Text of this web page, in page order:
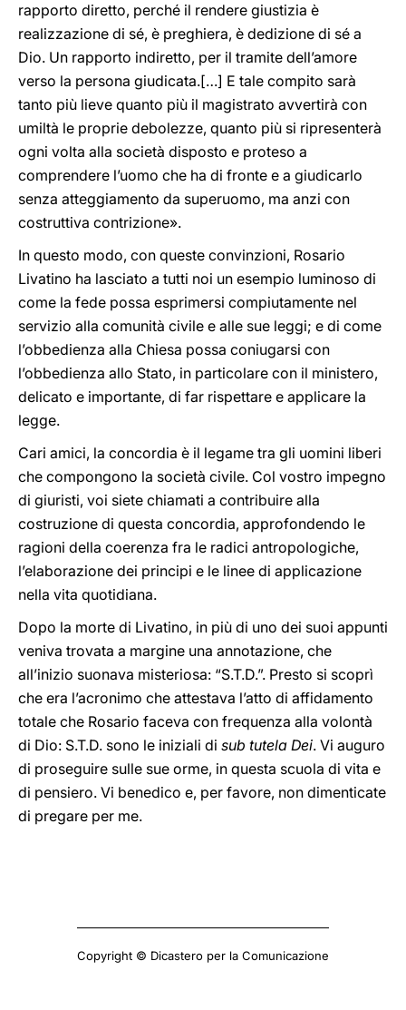
rapporto diretto, perché il rendere giustizia è
realizzazione di sé, è preghiera, è dedizione di sé a
Dio. Un rapporto indiretto, per il tramite dell’amore
verso la persona giudicata.[…] E tale compito sarà
tanto più lieve quanto più il magistrato avvertirà con
umiltà le proprie debolezze, quanto più si ripresenterà
ogni volta alla società disposto e proteso a
comprendere l’uomo che ha di fronte e a giudicarlo
senza atteggiamento da superuomo, ma anzi con
costruttiva contrizione».
In questo modo, con queste convinzioni, Rosario
Livatino ha lasciato a tutti noi un esempio luminoso di
come la fede possa esprimersi compiutamente nel
servizio alla comunità civile e alle sue leggi; e di come
l’obbedienza alla Chiesa possa coniugarsi con
l’obbedienza allo Stato, in particolare con il ministero,
delicato e importante, di far rispettare e applicare la
legge.
Cari amici, la concordia è il legame tra gli uomini liberi
che compongono la società civile. Col vostro impegno
di giuristi, voi siete chiamati a contribuire alla
costruzione di questa concordia, approfondendo le
ragioni della coerenza fra le radici antropologiche,
l’elaborazione dei principi e le linee di applicazione
nella vita quotidiana.
Dopo la morte di Livatino, in più di uno dei suoi appunti
veniva trovata a margine una annotazione, che
all’inizio suonava misteriosa: “S.T.D.”. Presto si scoprì
che era l’acronimo che attestava l’atto di affidamento
totale che Rosario faceva con frequenza alla volontà
di Dio: S.T.D. sono le iniziali di sub tutela Dei. Vi auguro
di proseguire sulle sue orme, in questa scuola di vita e
di pensiero. Vi benedico e, per favore, non dimenticate
di pregare per me.
Copyright © Dicastero per la Comunicazione